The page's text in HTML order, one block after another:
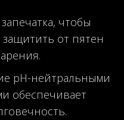
чтобы
защитить от пятен
pH-нейтральными
обеспечивает